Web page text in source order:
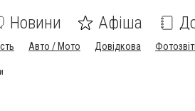
Новини Афіша
Авто / Мото Довідкова